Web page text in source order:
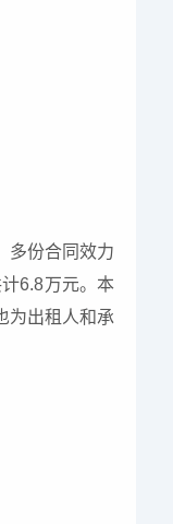
多份合同效力
6.8万元。本
为出租人和承